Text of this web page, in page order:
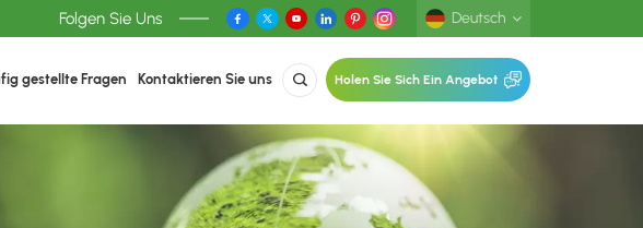
Folgen Sie Uns Deutsch
Deutsch
gestellte Fragen Kontaktieren Sie uns Holen Sie Sich Ein Angebot